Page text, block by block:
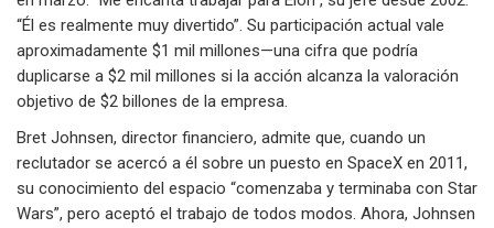
“Él es realmente muy divertido”. Su participación actual vale
aproximadamente $1 mil millones—una cifra que podría
duplicarse a $2 mil millones si la acción alcanza la valoración
objetivo de $2 billones de la empresa.
Bret Johnsen, director financiero, admite que, cuando un
reclutador se acercó a él sobre un puesto en SpaceX en 2011,
su conocimiento del espacio “comenzaba y terminaba con Star
Wars”, pero aceptó el trabajo de todos modos. Ahora, Johnsen